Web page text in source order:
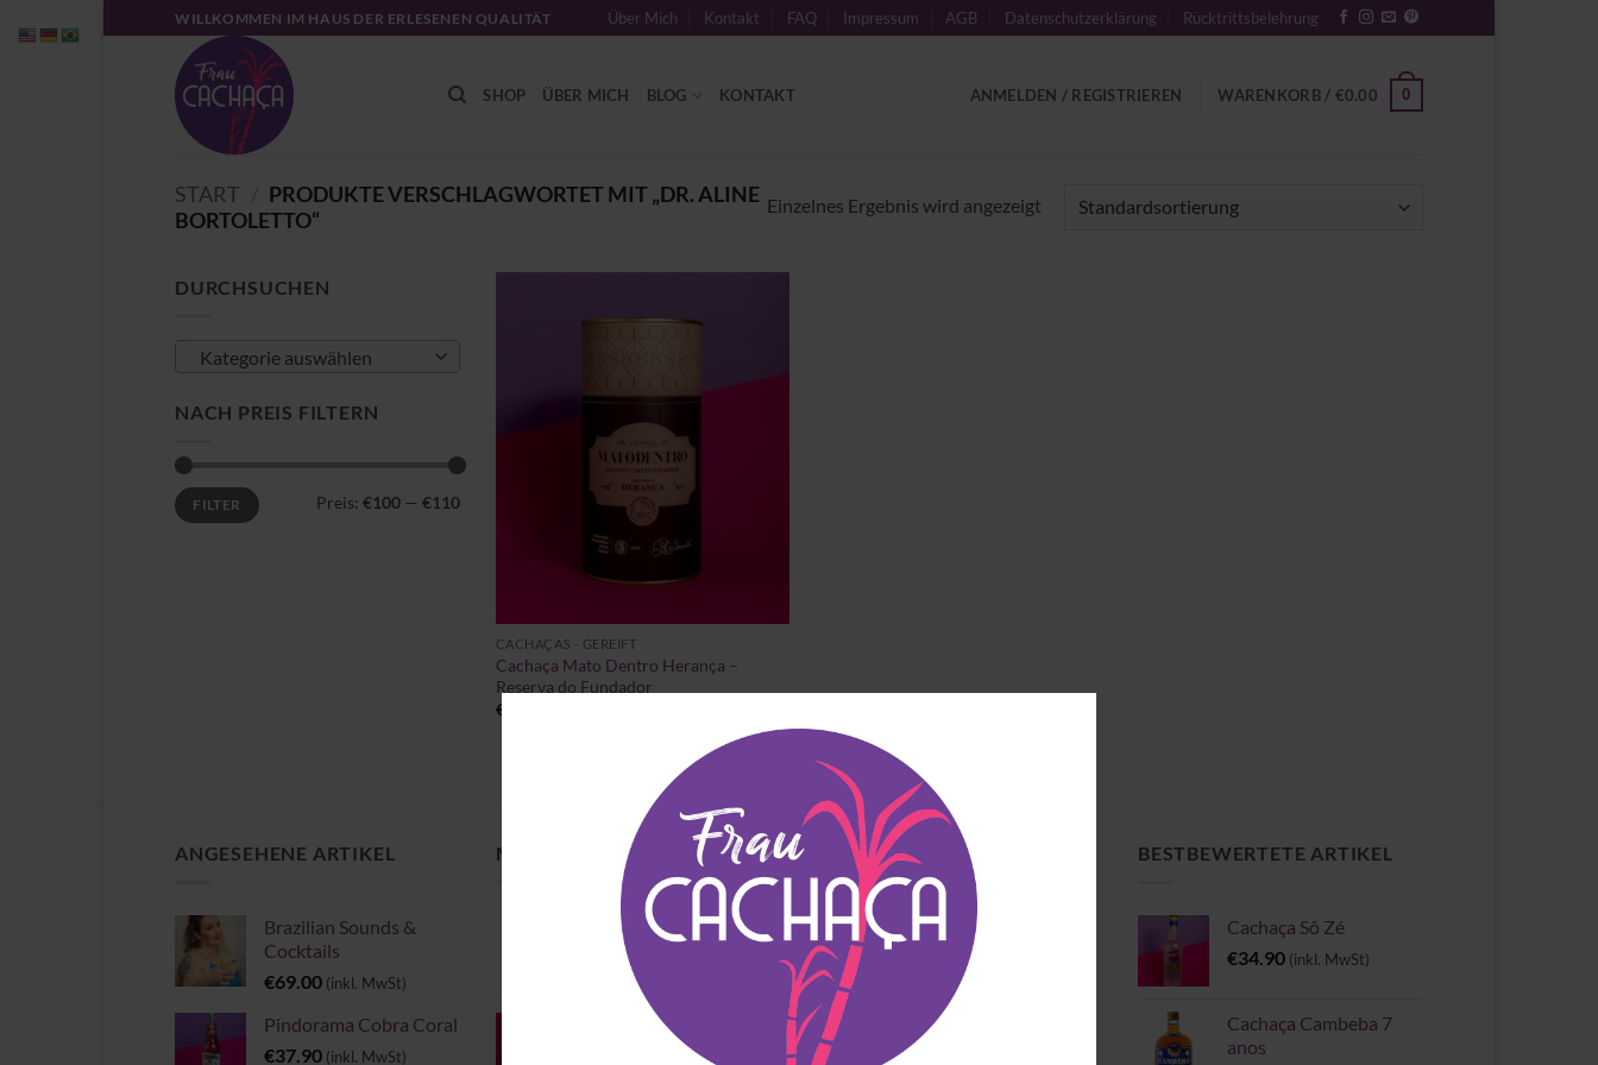
Inhalt
WILLKOMMEN IM HAUS DER ERLESENEN QUALITÄT Über Mich Kontakt FAQ Impressum AGB Datenschutzerklärung Rücktrittsbelehrung
SHOP ÜBER MICH BLOG KONTAKT ANMELDEN / REGISTRIEREN WARENKORB / €0.00 0
START
PRODUKTE VERSCHLAGWORTET MIT „DR. ALINE
BORTOLETTO“
Einzelnes Ergebnis wird angezeigt
DURCHSUCHEN
Kategorie auswählen
NACH PREIS FILTERN
Min.
Preis
Max.
PreisFILTER Preis: €100 — €110
CACHAÇAS - GEREIFT
Cachaça Mato Dentro Herança –
Reserva do Fundador
€
ANGESEHENE ARTIKEL
Brazilian Sounds &
Cocktails
€69.00 (inkl. MwSt)
Pindorama Cobra Coral
€37.90 (inkl. MwSt)
MEISTVERKAUFTE ARTIKEL
Blauer Frizzante
Principe
14.90
Copo Americano Serie
6.00Preisspanne:
EMPFEHLUNGEN FÜR DICH
Guia do Mapa da
Cachaça – Exklusive
Ausgabe in Europa
64.90
Cachaça Século XVIII
BESTBEWERTETE ARTIKEL
Cachaça Sô Zé
€34.90 (inkl. MwSt)
Cachaça Cambeba 7
anos